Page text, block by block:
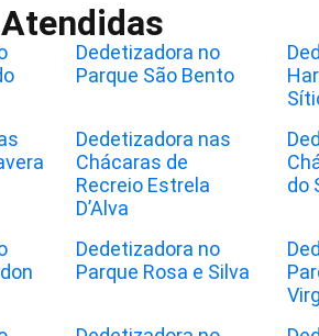
Dedetizadora no
Parque São Bento
Dedetizadora nas
Chácaras de
Recreio Estrela
D’Alva
do
Dedetizadora no
Parque Rosa e Silva